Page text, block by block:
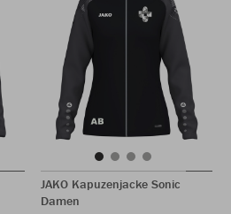
JAKO Kapuzenjacke Sonic
Damen